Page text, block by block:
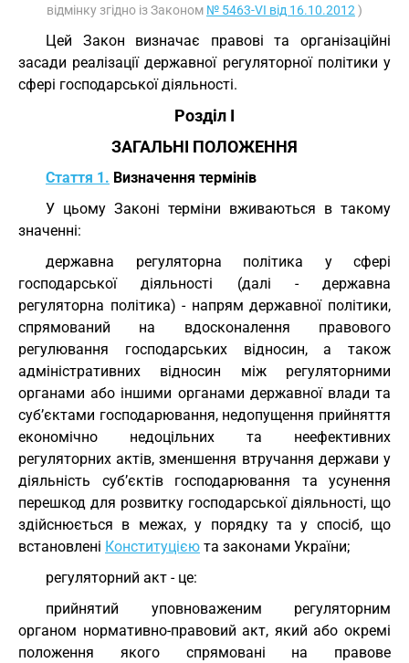
відмінку згідно із Законом № 5463-VI від 16.10.2012 )
Цей Закон визначає правові та організаційні
засади реалізації державної регуляторної політики у
сфері господарської діяльності.
Розділ I
ЗАГАЛЬНІ ПОЛОЖЕННЯ
Стаття 1. Визначення термінів
У цьому Законі терміни вживаються в такому
значенні:
державна регуляторна політика у сфері
господарської діяльності (далі - державна
регуляторна політика) - напрям державної політики,
спрямований на вдосконалення правового
регулювання господарських відносин, а також
адміністративних відносин між регуляторними
органами або іншими органами державної влади та
суб’єктами господарювання, недопущення прийняття
економічно недоцільних та неефективних
регуляторних актів, зменшення втручання держави у
діяльність суб’єктів господарювання та усунення
перешкод для розвитку господарської діяльності, що
здійснюється в межах, у порядку та у спосіб, що
встановлені Конституцією та законами України;
регуляторний акт - це:
прийнятий уповноваженим регуляторним
органом нормативно-правовий акт, який або окремі
положення якого спрямовані на правове